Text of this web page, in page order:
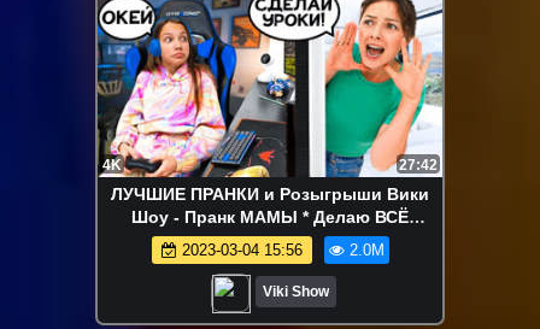
4K 27:42
ЛУЧШИЕ ПРАНКИ и Розыгрыши Вики
Шоу - Пранк МАМЫ * Делаю ВСЁ
Наоборот / Вики Шоу
2023-03-04 15:56 2.0M
Viki Show